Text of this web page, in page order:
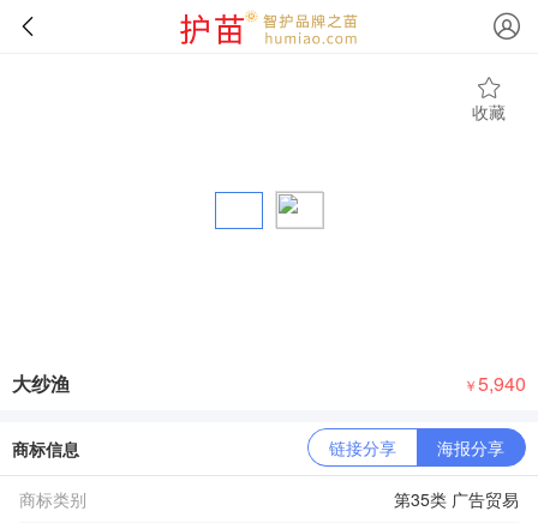
收藏
大纱渔 ￥5,940
商标信息 链接分享 海报分享
商标类别
第35类 广告贸易